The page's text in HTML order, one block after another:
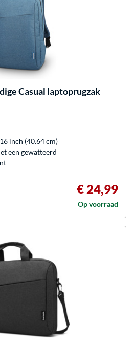
Casual laptoprugzak
inch (40.64 cm)
een gewatteerd
€ 24,99
Op voorraad